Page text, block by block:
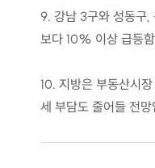
9. 강남 3구와 성동구,
보다 10% 이상 급등
10. 지방은 부동산시
세 부담도 줄어들 전망